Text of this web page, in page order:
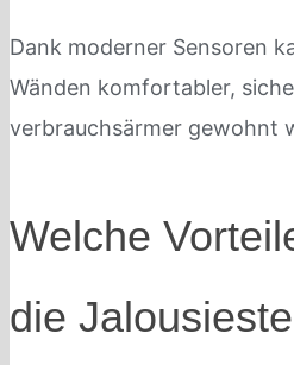
Dank moderner Sensoren
Wänden komfortabler,
verbrauchsärmer gewohnt
Welche
die